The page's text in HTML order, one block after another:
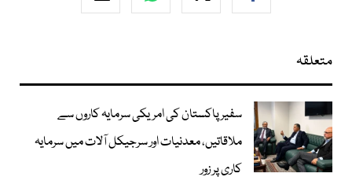
متعلقہ
سفیر پاکستان کی امریکی سرمایہ کاروں سے
ملاقاتیں، معدنیات اور سرجیکل آلات میں سرمایہ
کاری پر زور